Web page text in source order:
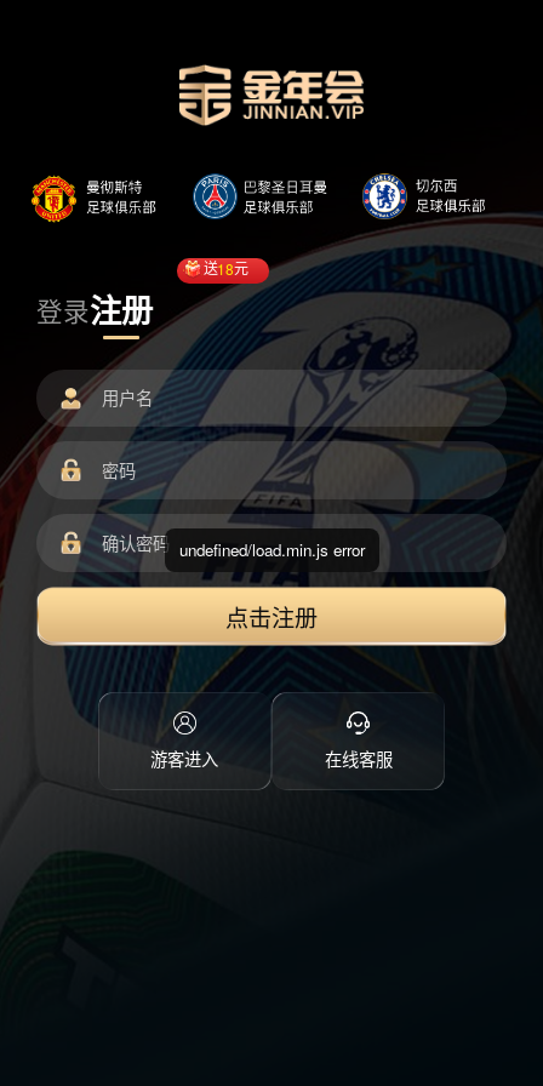
登录注册
送18元
点击注册
游客进入 在线客服
undefined/load.min.js error